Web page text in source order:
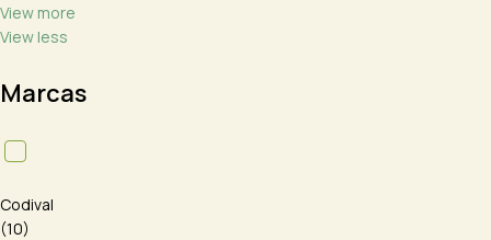
View more
View less
Marcas
Codival
(10)